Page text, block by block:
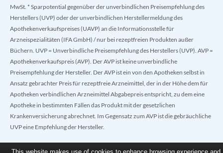
MwSt. * Sparpotential gegenüber der unverbindlichen Preisempfehlung des
Herstellers (UVP) oder der unverbindlichen Herstellermeldung des
Apothekenverkaufspreises (UAVP) an die Informationsstelle für
Arzneispezialitäten (IFA GmbH) / nur bei rezeptfreien Produkten außer
Büchern. UVP = Unverbindliche Preisempfehlung des Herstellers (UVP). AVP =
Apothekenverkaufspreis (AVP). Der AVP ist keine unverbindliche
Preisempfehlung der Hersteller. Der AVP ist ein von den Apotheken selbst in
Ansatz gebrachter Preis für rezeptfreie Arzneimittel, der in der Höhe dem für
Apotheken verbindlichen Arzneimittel Abgabepreis entspricht, zu dem eine
Apotheke in bestimmten Fällen das Produkt mit der gesetzlichen
Krankenversicherung abrechnet. Im Gegensatz zum AVP ist die gebräuchliche
UVP eine Empfehlung der Hersteller.